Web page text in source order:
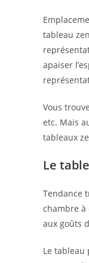
tableau
apaiser
Vous
etc. Mais
tableaux
Le
Tendance
chambre à
aux goûts
Le tableau